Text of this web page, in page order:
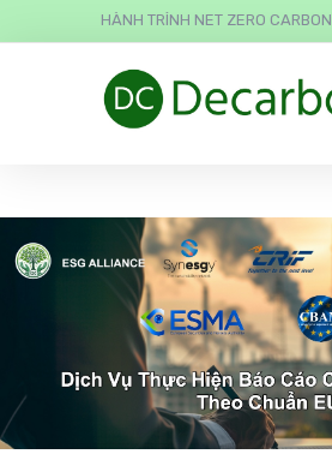
HÀNH TRÌNH NET ZERO CARBON